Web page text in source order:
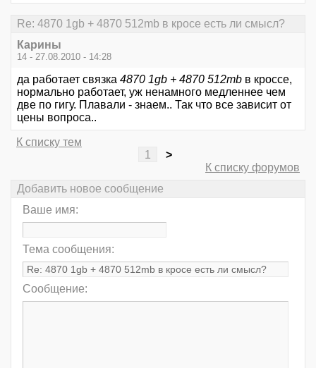
Re: 4870 1gb + 4870 512mb в кросе есть ли смысл?
Карины
14 - 27.08.2010 - 14:28
да работает связка 4870 1gb + 4870 512mb в кроссе,
нормально работает, уж ненамного медленнее чем
две по гигу. Плавали - знаем.. Так что все зависит от
цены вопроса..
К списку тем
1
>
К списку форумов
Добавить новое сообщение
Ваше имя:
Тема сообщения:
Сообщение: